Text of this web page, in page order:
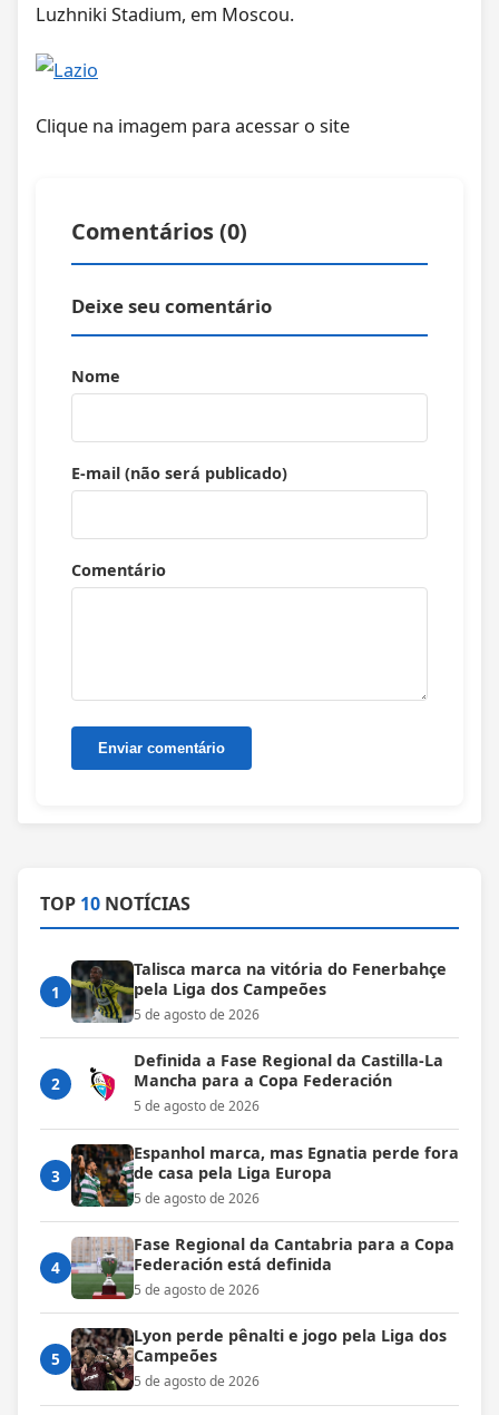
Luzhniki Stadium, em Moscou.
Clique na imagem para acessar o site
Comentários (0)
Deixe seu comentário
Nome
E-mail (não será publicado)
Comentário
TOP 10 NOTÍCIAS
1
Talisca marca na vitória do Fenerbahçe
pela Liga dos Campeões
5 de agosto de 2026
2
Definida a Fase Regional da Castilla-La
Mancha para a Copa Federación
5 de agosto de 2026
3
Espanhol marca, mas Egnatia perde fora
de casa pela Liga Europa
5 de agosto de 2026
4
Fase Regional da Cantabria para a Copa
Federación está definida
5 de agosto de 2026
5
Lyon perde pênalti e jogo pela Liga dos
Campeões
5 de agosto de 2026